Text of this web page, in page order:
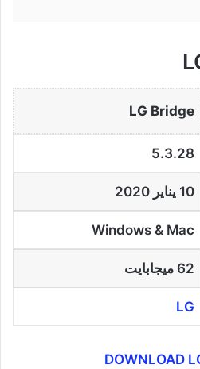
LG Bridge
5.3.28
10 يناير 2020
Windows & Mac
62 ميجابايت
LG
DOWNLOAD